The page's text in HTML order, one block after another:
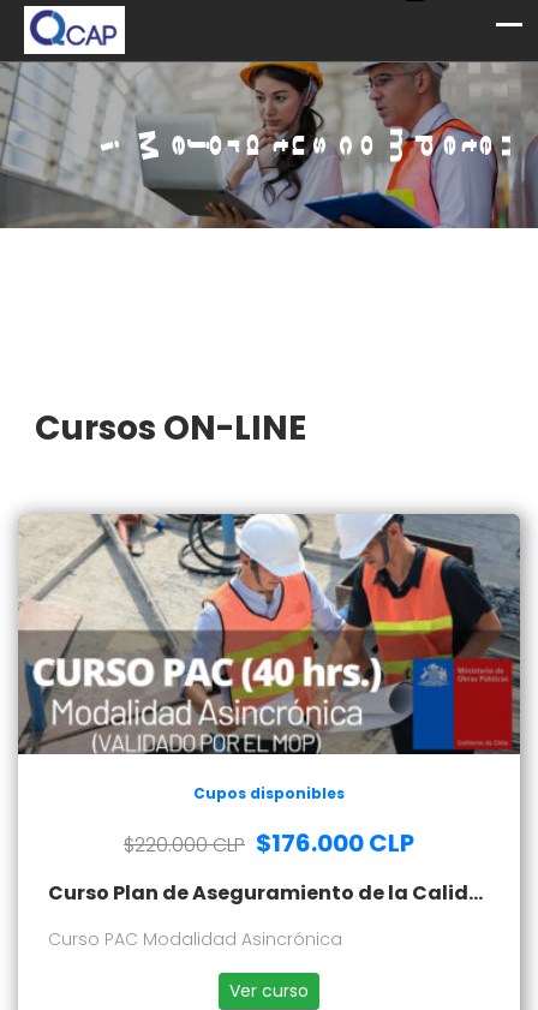
¡M ejo ra tuscompet encias!
Cursos ON-LINE
Cupos disponibles
$220.000 CLP $176.000 CLP
Curso Plan de Aseguramiento de la Calidad - PAC
Curso PAC Modalidad Asincrónica
Ver curso